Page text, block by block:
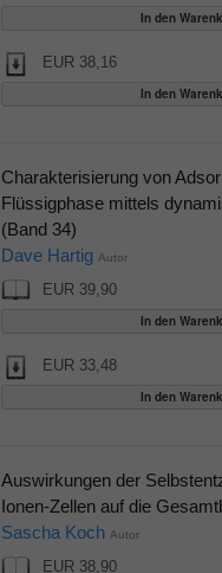
EUR 38,16
Charakterisierung von
Flüssigphase mittels
(Band 34)
Dave Hartig Autor
EUR 39,90
EUR 33,48
Auswirkungen der
Ionen-Zellen auf die
Sascha Koch Autor
EUR 38,90